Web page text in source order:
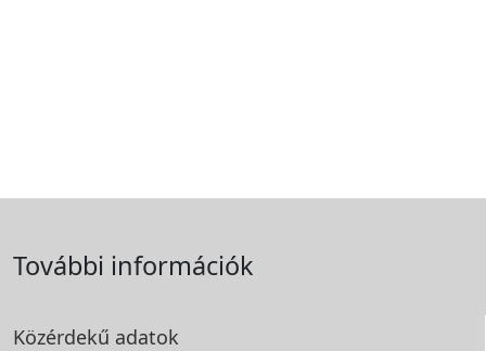
További információk
Közérdekű adatok